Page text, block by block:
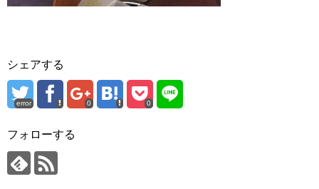
シェアする
error 0 0
フォローする